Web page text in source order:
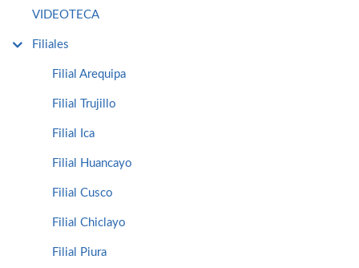
VIDEOTECA
Filiales
Filial Arequipa
Filial Trujillo
Filial Ica
Filial Huancayo
Filial Cusco
Filial Chiclayo
Filial Piura